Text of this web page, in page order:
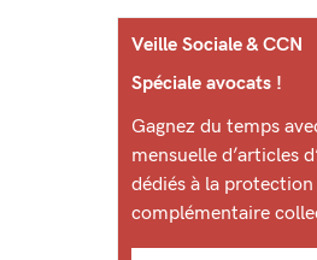
Veille Sociale & CCN
Spéciale avocats !
Gagnez du temps
mensuelle d’articles
dédiés à la protection
complémentaire